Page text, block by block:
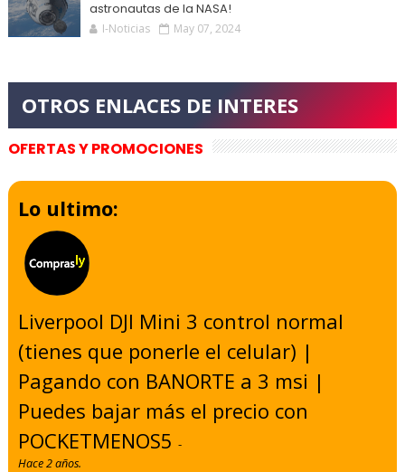
astronautas de la NASA!
I-Noticias May 07, 2024
OFERTAS Y PROMOCIONES
Lo ultimo:
Liverpool DJI Mini 3 control normal
(tienes que ponerle el celular) |
Pagando con BANORTE a 3 msi |
Puedes bajar más el precio con
POCKETMENOS5-
Hace 2 años.